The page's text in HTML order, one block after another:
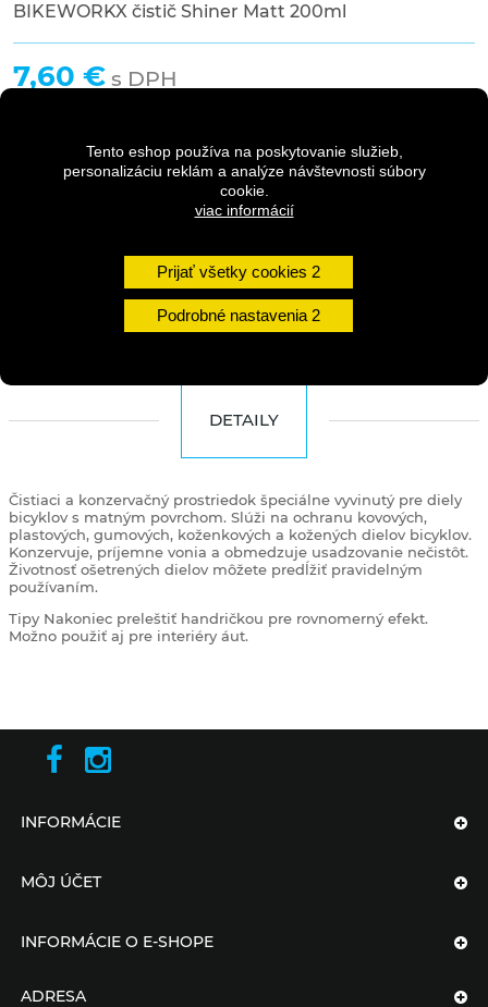
Tento eshop používa na poskytovanie služieb,
personalizáciu reklám a analýze návštevnosti súbory
cookie.
viac informácií
Prijať všetky cookies
Podrobné nastavenia
BIKEWORKX čistič Shiner Matt 200ml
7,60 € s DPH
Dostupnosť: Skladom na predajni
DO KOŠÍKA
DETAILY
Čistiaci a konzervačný prostriedok špeciálne vyvinutý pre diely
bicyklov s matným povrchom. Slúži na ochranu kovových,
plastových, gumových, koženkových a kožených dielov bicyklov.
Konzervuje, príjemne vonia a obmedzuje usadzovanie nečistôt.
Životnosť ošetrených dielov môžete predĺžiť pravidelným
používaním.
Tipy Nakoniec preleštiť handričkou pre rovnomerný efekt.
Možno použiť aj pre interiéry áut.
INFORMÁCIE
MÔJ ÚČET
INFORMÁCIE O E-SHOPE
ADRESA